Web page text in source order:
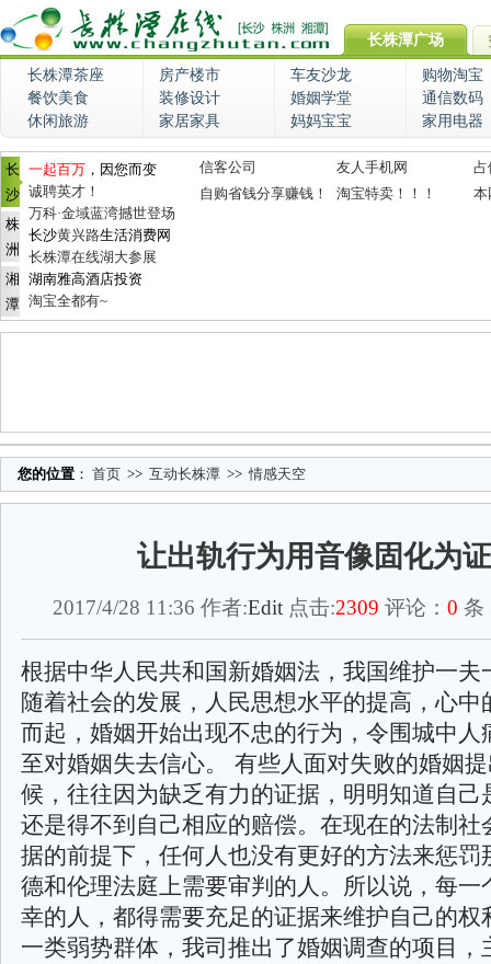
长株潭广场
长株潭茶座 房产楼市 车友沙龙
购物淘宝
餐饮美食
装修设计 婚姻学堂
通信数码
休闲旅游
家居家具 妈妈宝宝 家用电器
长
沙
株
洲
湘
潭
一起百万 ，因您而变
诚聘英才！
万科·金域蓝湾撼世登场
长沙黄兴路生活消费网
长株潭在线湖大参展
湖南雅高酒店投资
淘宝全都有~
信客公司 友人手机网
占
自购省钱分享赚钱！
淘宝特卖！！！ 本
您的位置 ： 首页 >> 互动长株潭 >> 情感天空
让出轨行为用音像固化为
2017/4/28 11:36 作者:Edit 点击:2309 评论： 0 条
根据中华人民共和国新婚姻法，我国维护一夫
随着社会的发展，人民思想水平的提高，心中
而起，婚姻开始出现不忠的行为，令围城中人
至对婚姻失去信心。 有些人面对失败的婚姻
候，往往因为缺乏有力的证据，明明知道自己
还是得不到自己相应的赔偿。在现在的法制社
据的前提下，任何人也没有更好的方法来惩罚
德和伦理法庭上需要审判的人。所以说，每一
幸的人，都得需要充足的证据来维护自己的权
一类弱势群体，我司推出了婚姻调查的项目，